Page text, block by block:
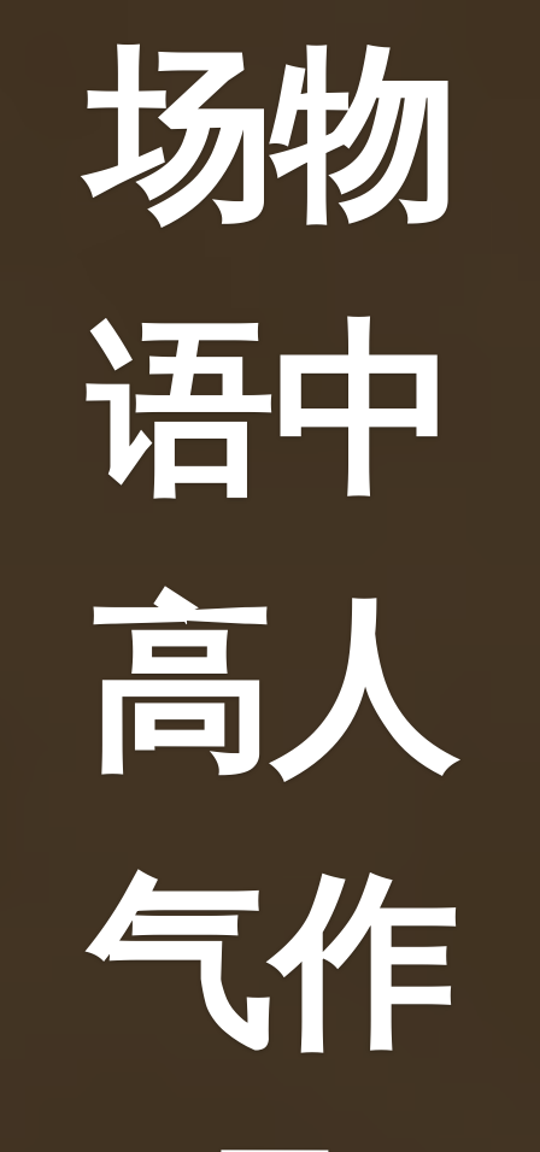
场物
语中
高人
气作